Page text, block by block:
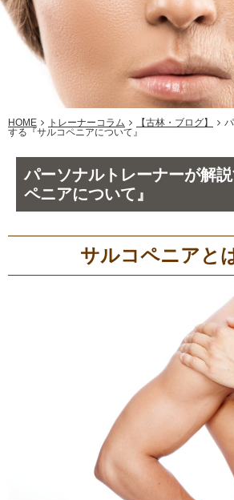
HOME トレーナーコラム 【古林・ブログ】
する『サルコペニアについて』
パーソナルトレーナーが解
ペニアについて』
サルコペニアと